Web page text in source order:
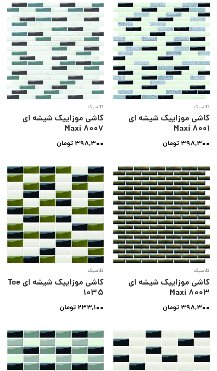
کلاسیک
کاشی موزاییک شیشه ای
Maxi 8001
398,300تومان
کلاسیک
کاشی موزاییک شیشه ای
Maxi 8007
398,300تومان
کلاسیک
کاشی موزاییک شیشه ای
Maxi 8003
398,300تومان
کلاسیک
کاشی موزاییک شیشه ای Toe
1035
233,100تومان